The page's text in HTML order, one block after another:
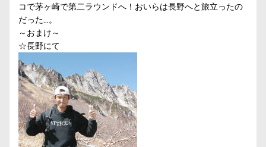
コで茅ヶ崎で第二ラウンドへ！おいらは長野へと旅立ったの
だった…。
～おまけ～
☆長野にて